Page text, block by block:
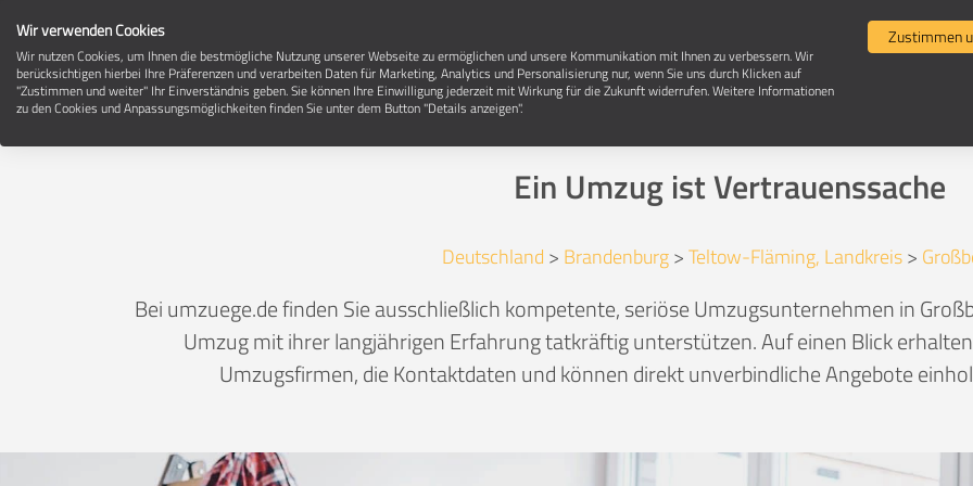
Umzugsunternehmen in 14979 Großbeeren
Ein Umzug ist Vertrauenssache
Deutschland > Brandenburg>Teltow-Fläming, Landkreis>
Bei umzuege.de finden Sie ausschließlich kompetente, seriöse Umzugsunternehmen in
Umzug mit ihrer langjährigen Erfahrung tatkräftig unterstützen. Auf einen Blick
Umzugsfirmen, die Kontaktdaten und können direkt unverbindliche Angebote
Wir verwenden Cookies
Wir nutzen Cookies, um Ihnen die bestmögliche Nutzung unserer Webseite zu ermöglichen und unsere Kommunikation mit Ihnen zu verbessern. Wir
berücksichtigen hierbei Ihre Präferenzen und verarbeiten Daten für Marketing, Analytics und Personalisierung nur, wenn Sie uns durch Klicken auf
"Zustimmen und weiter" Ihr Einverständnis geben. Sie können Ihre Einwilligung jederzeit mit Wirkung für die Zukunft widerrufen. Weitere Informationen
zu den Cookies und Anpassungsmöglichkeiten finden Sie unter dem Button "Details anzeigen".
Zustimmen